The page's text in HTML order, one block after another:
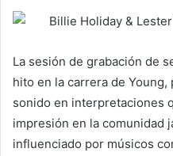
La sesión de grabación de
hito en la carrera de
sonido en interpretaciones
impresión en la comunidad
influenciado por músicos